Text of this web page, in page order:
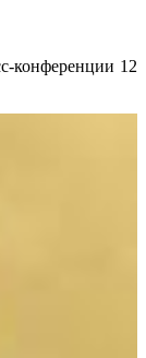
конференции 12